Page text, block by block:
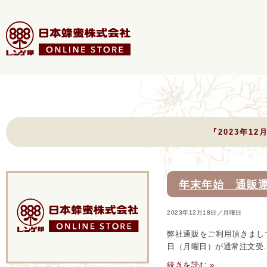
『2023年12
年末年始 通販
2023年12月18日／月曜日
弊社通販をご利用頂きま
日（月曜日）が通常注文
続きを読む »